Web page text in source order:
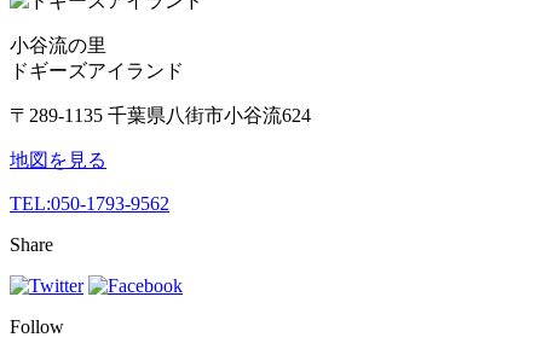
小谷流の里
ドギーズアイランド
〒289-1135 千葉県八街市小谷流624
地図を見る
TEL:050-1793-9562
Share
Follow